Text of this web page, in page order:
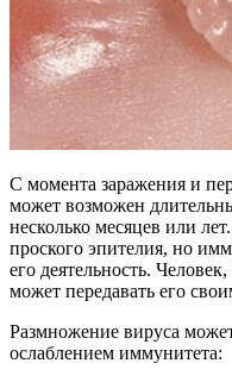
С момента заражения и
может возможен
несколько месяцев или
проского эпителия, но
его деятельность.
может передавать его
Размножение вируса
ослаблением иммунитета: